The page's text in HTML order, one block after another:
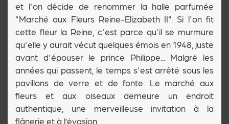
et l'on décide de renommer la halle parfumée
"Marché aux Fleurs Reine-Elizabeth II". Si l'on fit
cette fleur la Reine, c'est parce qu'il se murmure
qu'elle y aurait vécut quelques émois en 1948, juste
avant d'épouser le prince Philippe... Malgré les
années qui passent, le temps s'est arrêté sous les
pavillons de verre et de fonte. Le marché aux
fleurs et aux oiseaux demeure un endroit
authentique, une merveilleuse invitation à la
flânerie et à l’évasion.